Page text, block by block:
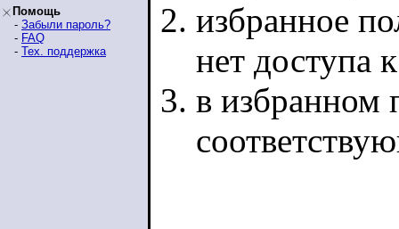
Помощь
- Забыли пароль?
- FAQ
- Тех. поддержка
избранное
нет доступа
в избранном